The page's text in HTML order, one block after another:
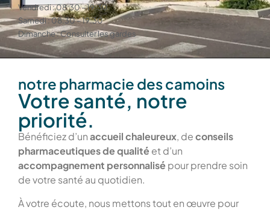
Vendredi : 08:30 – 19:30
Samedi : 08:30 – 19:30
Dimanche : Consulter les gardes
notre pharmacie des camoins
Votre santé, notre
priorité.
Bénéficiez d’unaccueil chaleureux, deconseils
pharmaceutiques de qualité et d’un
accompagnement personnalisé pour prendre soin
de votre santé au quotidien.
À votre écoute, nous mettons tout en œuvre pour